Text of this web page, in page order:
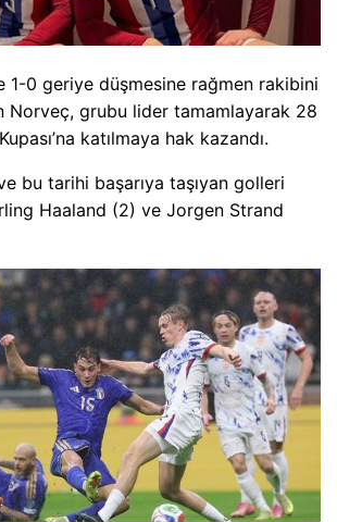
1-0 geriye düşmesine rağmen rakibini
Norveç, grubu lider tamamlayarak 28
katılmaya hak kazandı.
bu tarihi başarıya taşıyan golleri
Haaland (2) ve Jorgen Strand